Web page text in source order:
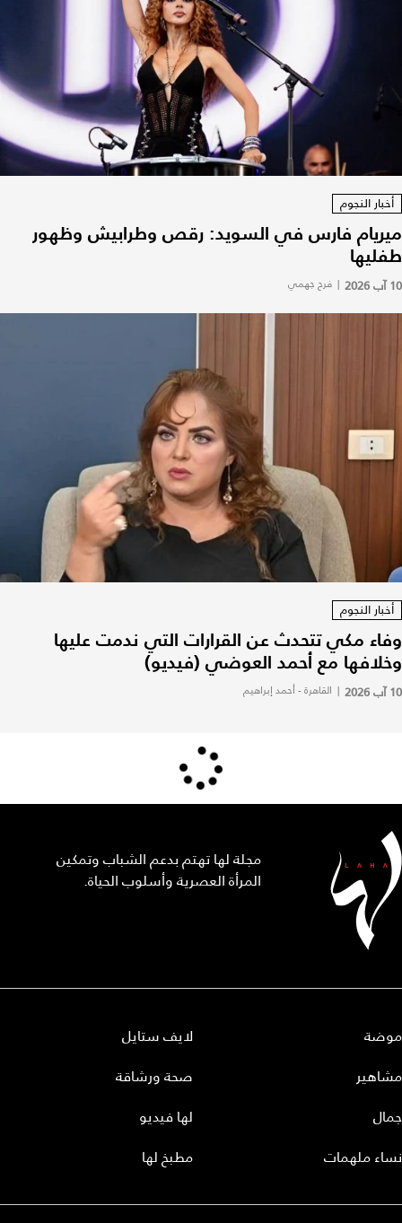
أخبار النجوم
ميريام فارس في السويد: رقص وطرابيش وظهور
طفليها
10 آب 2026 | فرح جهمي
أخبار النجوم
وفاء مكي تتحدث عن القرارات التي ندمت عليها
وخلافها مع أحمد العوضي (فيديو)
10 آب 2026 | القاهرة - أحمد إبراهيم
مجلة لها تهتم بدعم الشباب وتمكين
المرأة العصرية وأسلوب الحياة.
موضة
مشاهير
جمال
نساء ملهمات
لايف ستايل
صحة ورشاقة
لها فيديو
مطبخ لها